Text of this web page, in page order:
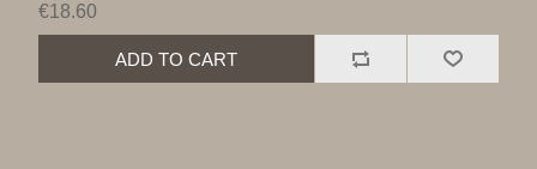
€18.60
ADD TO CART